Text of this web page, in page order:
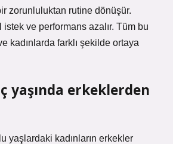
zorunluluktan rutine dönüşür.
istek ve performans azalır. Tüm bu
kadınlarda farklı şekilde ortaya
yaşında erkeklerden
yaşlardaki kadınların erkekler